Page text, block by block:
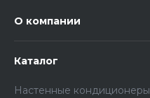
О компании
Каталог
Настенные кондиционеры